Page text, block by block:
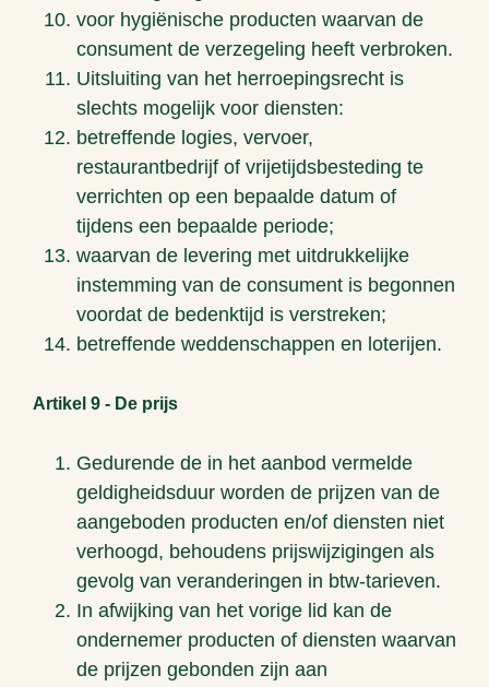
voor hygiënische producten waarvan de
consument de verzegeling heeft verbroken.
Uitsluiting van het herroepingsrecht is
slechts mogelijk voor diensten:
betreffende logies, vervoer,
restaurantbedrijf of vrijetijdsbesteding te
verrichten op een bepaalde datum of
tijdens een bepaalde periode;
waarvan de levering met uitdrukkelijke
instemming van de consument is begonnen
voordat de bedenktijd is verstreken;
betreffende weddenschappen en loterijen.
Artikel 9 - De prijs
Gedurende de in het aanbod vermelde
geldigheidsduur worden de prijzen van de
aangeboden producten en/of diensten niet
verhoogd, behoudens prijswijzigingen als
gevolg van veranderingen in btw-tarieven.
In afwijking van het vorige lid kan de
ondernemer producten of diensten waarvan
de prijzen gebonden zijn aan